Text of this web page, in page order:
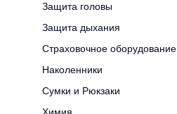
Защита головы
Защита дыхания
Страховочное оборудование
Наколенники
Сумки и Рюкзаки